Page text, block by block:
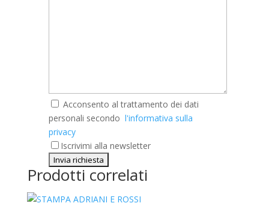
Acconsento al trattamento dei dati
personali secondo l'informativa sulla
privacy
Iscrivimi alla newsletter
Prodotti correlati